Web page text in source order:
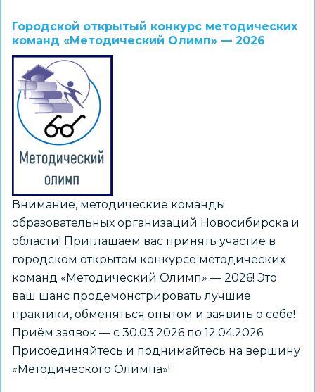
учебно-
исследовательских
«Юный
архивист»
Городской открытый конкурс методических
команд «Методический Олимп» — 2026
Внимание, методические команды
образовательных организаций Новосибирска и
области! Приглашаем вас принять участие в
городском открытом конкурсе методических
команд «Методический Олимп» — 2026! Это
ваш шанс продемонстрировать лучшие
практики, обменяться опытом и заявить о себе!
Приём заявок — с 30.03.2026 по 12.04.2026.
Присоединяйтесь и поднимайтесь на вершину
«Методического Олимпа»!